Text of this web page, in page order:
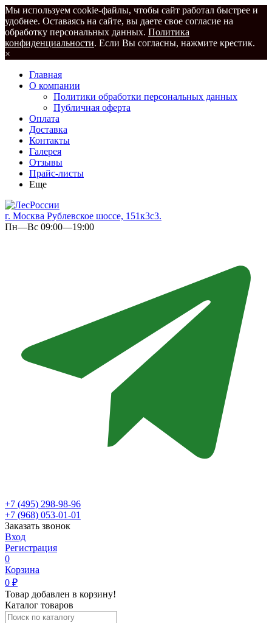
Мы используем cookie-файлы, чтобы сайт работал быстрее и
удобнее. Оставаясь на сайте, вы даете свое согласие на
обработку персональных данных. Политика
конфиденциальности. Если Вы согласны, нажмите крестик.
×
Главная
О компании
Политики обработки персональных данных
Публичная оферта
Оплата
Доставка
Контакты
Галерея
Отзывы
Прайс-листы
Еще
г. Москва Рублевское шоссе, 151к3с3.
Пн—Вс 09:00—19:00
+7 (495) 298-98-96
+7 (968) 053-01-01
Заказать звонок
Вход
Регистрация
0
Корзина
0 ₽
Товар добавлен в корзину!
Каталог товаров